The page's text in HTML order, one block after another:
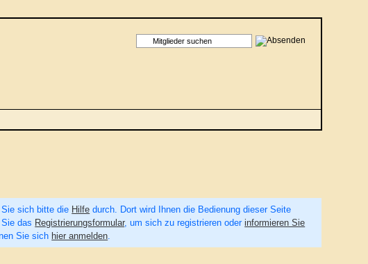
sich bitte die Hilfe durch. Dort wird Ihnen die Bedienung dieser Seite
das Registrierungsformular, um sich zu registrieren oderinformieren Sie
Sie sich hier anmelden.